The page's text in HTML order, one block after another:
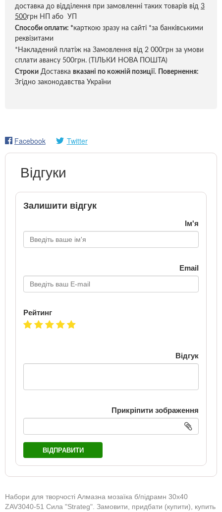
доставка до відділення при замовленні таких товарів від 3
500грн НП або УП
Способи оплати: *карткою зразу на сайті *за банківськими
реквізитами
*Накладений платіж на Замовлення від 2 000грн за умови
сплати авансу 500грн. (ТІЛЬКИ НОВА ПОШТА)
Строки Доставка вказані по кожній позиції.
Повернення:
Згідно законодавства України
Facebook Twitter
Відгуки
Залишити відгук
Ім'я
Email
Рейтинг
Відгук
Прикріпити зображення
ВІДПРАВИТИ
Набори для творчості Алмазна мозаїка б/підрамн 30х40
ZAV3040-51 Сила "Strateg". Замовити, придбати (купити), купить